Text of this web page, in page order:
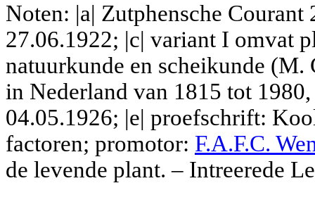
Noten: |a| Zutphensche
27.06.1922; |c| variant I omvat
natuurkunde en scheikunde
in Nederland van 1815 tot
04.05.1926; |e| proefschrift:
factoren; promotor: F.A.F.C.
de levende plant. – Intreerede